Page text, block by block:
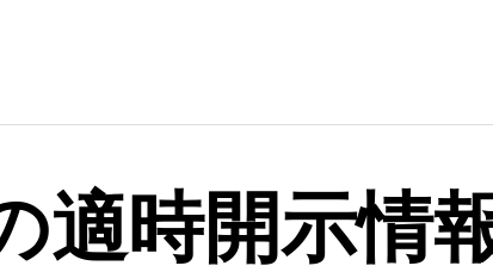
適時開示情